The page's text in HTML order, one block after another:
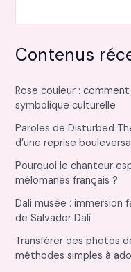
association
Contenus
Rose couleur :
symbolique culturelle
Paroles de Disturbed
d’une reprise
Pourquoi le chanteur
mélomanes français ?
Dali musée : immersion
de Salvador Dalí
Transférer des photos
méthodes simples à